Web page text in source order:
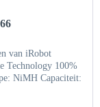
van iRobot
Technology 100%
NiMH Capaciteit: